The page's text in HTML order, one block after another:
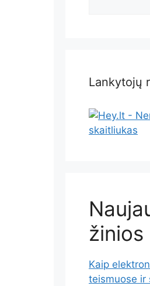
Lankytojų
žinios
Kaip
teismuose ir